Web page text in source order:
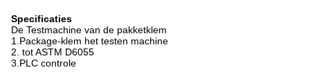
Specificaties
De Testmachine van de pakketklem
1.Package-klem het testen machine
2. tot ASTM D6055
3.PLC controle